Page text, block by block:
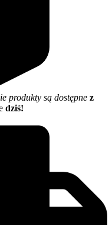
produkty są dostępne z
dziś!